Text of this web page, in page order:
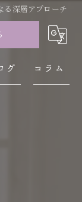
る深層アプローチ
グ コラム